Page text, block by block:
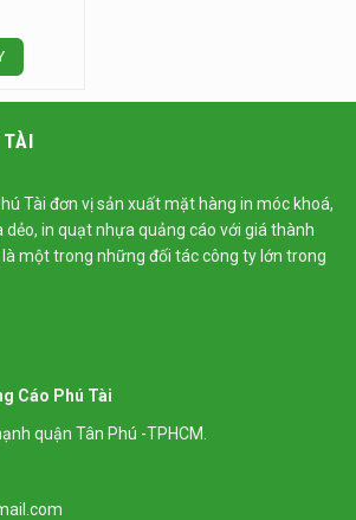
TÀI
Tài đơn vị sản xuất mặt hàng in móc khoá,
dẻo, in quạt nhựa quảng cáo với giá thành
một trong những đối tác công ty lớn trong
Cáo Phú Tài
quận Tân Phú -TPHCM.